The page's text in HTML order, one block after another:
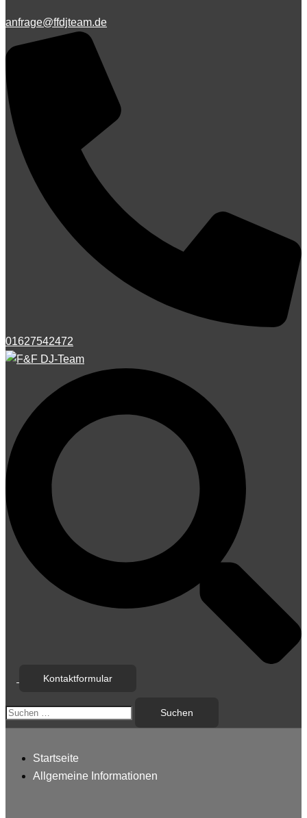
anfrage@ffdjteam.de
01627542472
Kontaktformular
Suchen
nach:
Startseite
Allgemeine Informationen